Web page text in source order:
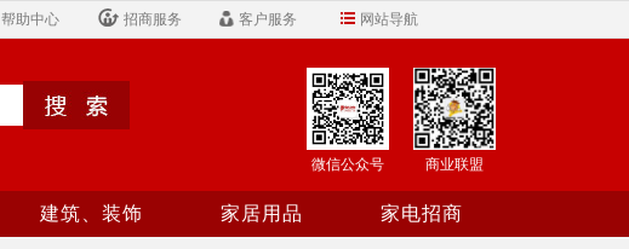
网站导航
客户服务
招商服务
帮助中心
商业联盟
微信公众号
建筑、装饰 家居用品 家电招商